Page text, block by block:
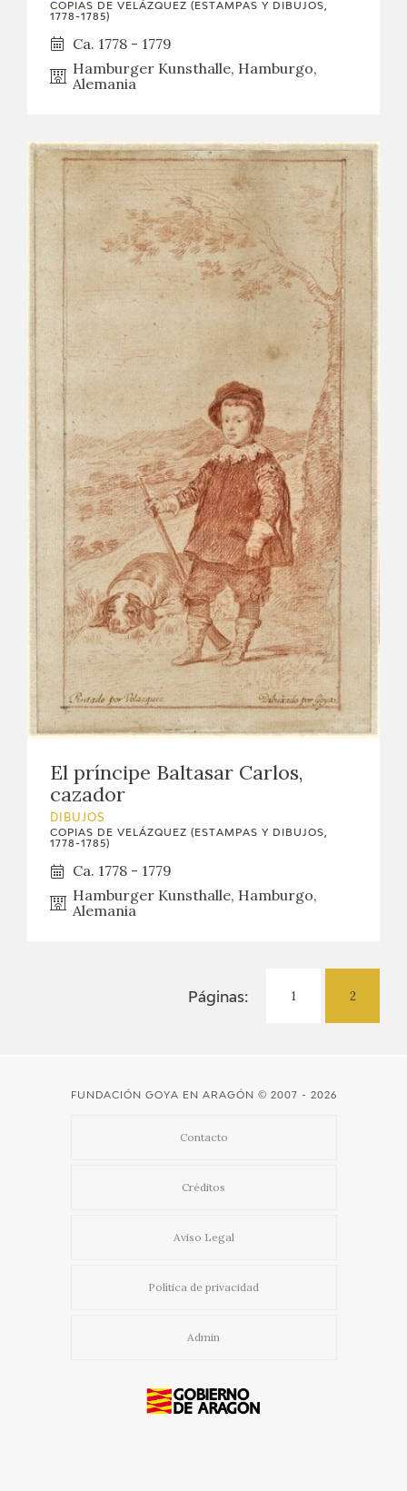
COPIAS DE VELÁZQUEZ (ESTAMPAS Y DIBUJOS,
1778-1785)
Ca. 1778 - 1779
Hamburger Kunsthalle, Hamburgo,
Alemania
El príncipe Baltasar Carlos,
cazador
DIBUJOS
COPIAS DE VELÁZQUEZ (ESTAMPAS Y DIBUJOS,
1778-1785)
Ca. 1778 - 1779
Hamburger Kunsthalle, Hamburgo,
Alemania
Páginas: 1 2
FUNDACIÓN GOYA EN ARAGÓN © 2007 - 2026
Contacto
Créditos
Aviso Legal
Política de privacidad
Admin